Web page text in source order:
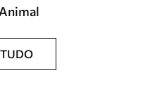
Animal